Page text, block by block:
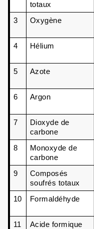
totaux
3
Oxygène
4 Hélium
5 Azote
6 Argon
7
Dioxyde de
carbone
8
Monoxyde de
carbone
9
Composés
soufrés totaux
10 Formaldéhyde
11 Acide formique